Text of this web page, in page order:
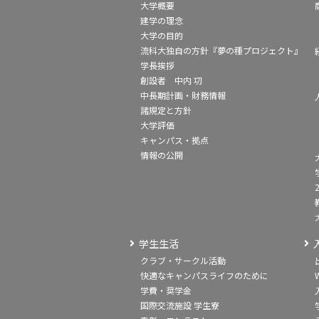
大学概要
建学の理念
大学の目的
流科大独自の方針『夢の種プロジェクト』
学長挨拶
創設者 中内 㓛
中長期計画・財務情報
諸規定と方針
大学評価
キャンパス・拠点
情報の公開
学生生活
クラブ・サークル活動
快適なキャンパスライフのために
学費・奨学金
国際交流施設 学生寮